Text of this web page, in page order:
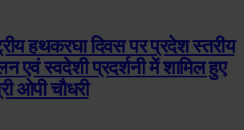
हथकरघा दिवस पर प्रदेश स्तरीय
एवं स्वदेशी प्रदर्शनी में शामिल हुए
ओपी चौधरी